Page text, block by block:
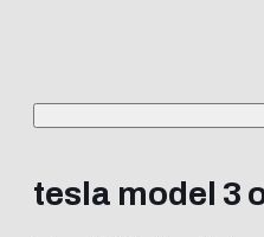
tesla model 3